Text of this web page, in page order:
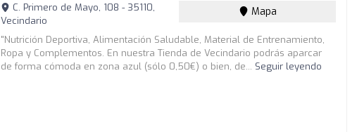
C. Primero de Mayo, 108 - 35110,
Vecindario
Mapa
"Nutrición Deportiva, Alimentación Saludable, Material de Entrenamiento,
Ropa y Complementos. En nuestra Tienda de Vecindario podrás aparcar
de forma cómoda en zona azul (sólo 0,50€) o bien, de... Seguir leyendo